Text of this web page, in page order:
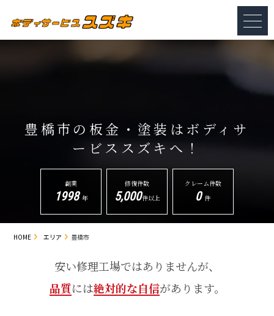
豊橋市の板金・塗装は ボディサ
ービススズキへ！
創業
1998 年
修復件数
5,000件以上
クレーム件数
0 件
HOME エリア 豊橋市
安い修理工場ではありませんが、
品質には絶対的な自信があります。